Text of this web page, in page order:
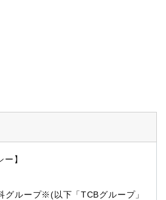
】
グループ※(以下「TCBグループ」